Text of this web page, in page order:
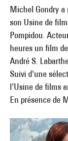
Michel Gondry a
son Usine de
Pompidou.
heures un film
André S.
Suivi d'une
l'Usine de films
En présence de